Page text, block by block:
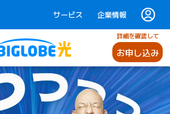
サービス 企業情報
詳細を確認して
お申し込み